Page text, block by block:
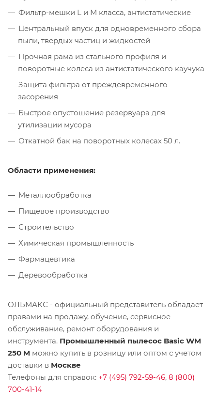
Фильтр-мешки L и М класса, антистатические
Центральный впуск для одновременного сбора
пыли, твердых частиц и жидкостей
Прочная рама из стального профиля и
поворотные колеса из антистатического каучука
Защита фильтра от преждевременного
засорения
Быстрое опустошение резервуара для
утилизации мусора
Откатной бак на поворотных колесах 50 л.
Области применения:
Металлообработка
Пищевое производство
Строительство
Химическая промышленность
Фармацевтика
Деревообработка
ОЛЬМАКС - официальный представитель обладает
правами на продажу, обучение, сервисное
обслуживание, ремонт оборудования и
инструмента. Промышленный пылесос Basic WM
250 M можно купить в розницу или оптом с учетом
доставки в Москве
Телефоны для справок: +7 (495) 792-59-46, 8 (800)
700-41-14